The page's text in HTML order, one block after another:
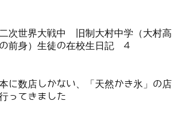
次世界大戦中 旧制大村中学（大村高
前身）生徒の在校生日記 4
に数店しかない、「天然かき氷」の店
ってきました